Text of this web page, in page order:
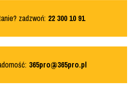
zadzwoń: 22 300 10 91
365pro@365pro.pl